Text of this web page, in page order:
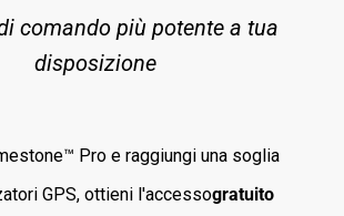
comando più potente a tua
disposizione
Pro e raggiungi una soglia
GPS, ottieni l'accessogratuito